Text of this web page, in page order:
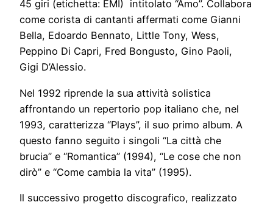
45 giri (etichetta: EMI) intitolato “Amo”. Collabora
come corista di cantanti affermati come Gianni
Bella, Edoardo Bennato, Little Tony, Wess,
Peppino Di Capri, Fred Bongusto, Gino Paoli,
Gigi D’Alessio.
Nel 1992 riprende la sua attività solistica
affrontando un repertorio pop italiano che, nel
1993, caratterizza “Plays”, il suo primo album. A
questo fanno seguito i singoli “La città che
brucia” e “Romantica” (1994), “Le cose che non
dirò” e “Come cambia la vita” (1995).
Il successivo progetto discografico, realizzato